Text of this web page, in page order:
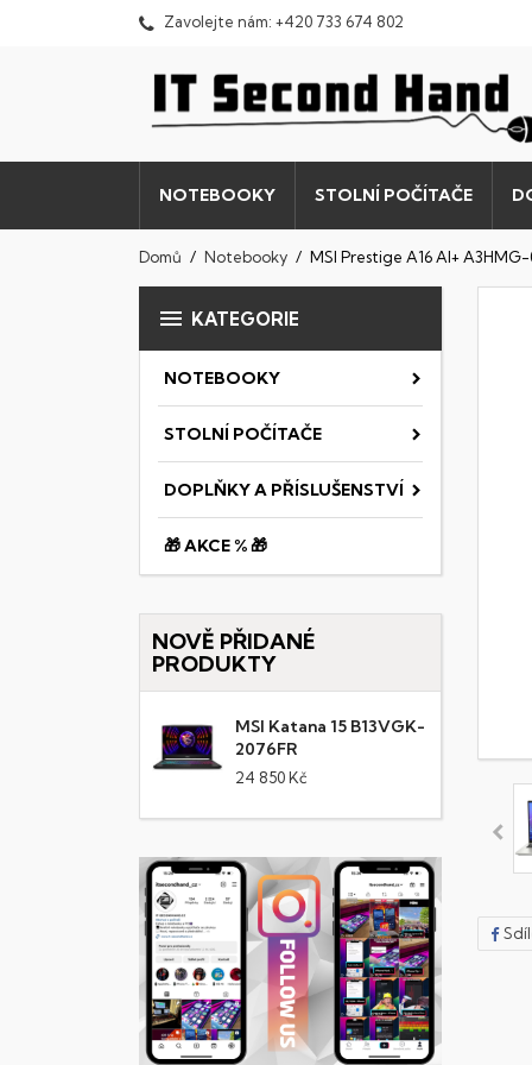
Zavolejte nám: +420 733 674 802
NOTEBOOKY STOLNÍ POČÍTAČE
Domů Notebooky MSI Prestige A16 AI+
 KATEGORIE
NOTEBOOKY
STOLNÍ POČÍTAČE
DOPLŇKY A PŘÍSLUŠENSTVÍ
🎁 AKCE % 🎁
NOVĚ PŘIDANÉ
PRODUKTY
MSI Katana 15 B13VGK-
2076FR
24 850 Kč